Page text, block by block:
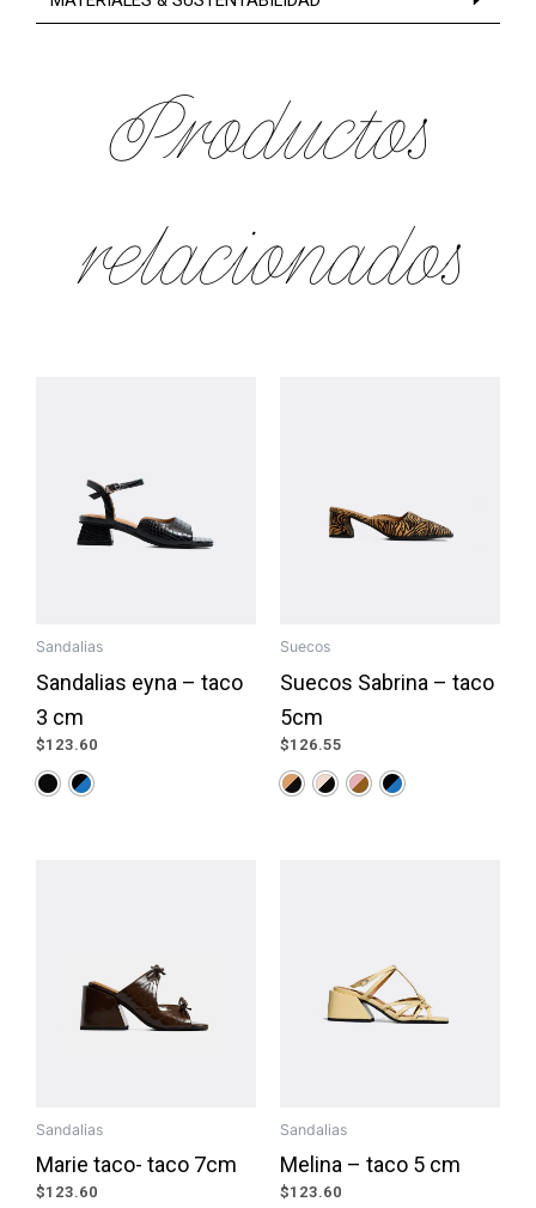
Productos
relacionados
Sandalias
Sandalias eyna – taco
3 cm
$123.60
Suecos
Suecos Sabrina – taco
5cm
$126.55
Sandalias
Marie taco- taco 7cm
$123.60
Sandalias
Melina – taco 5 cm
$123.60